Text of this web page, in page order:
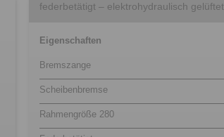
federbetätigt – elektrohydraulisch gelüftet
Eigenschaften
Bremszange
Scheibenbremse
Rahmengröße 280